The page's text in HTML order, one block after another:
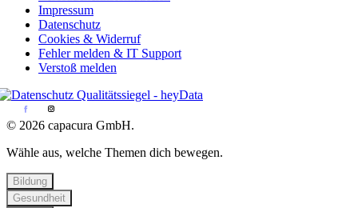
Impressum
Datenschutz
Cookies & Widerruf
Fehler melden & IT Support
Verstoß melden
© 2026 capacura GmbH.
Wähle aus, welche Themen dich bewegen.
Bildung
Gesundheit